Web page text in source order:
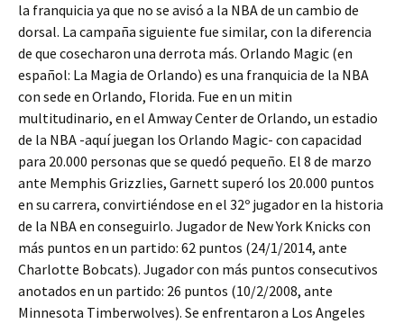
la franquicia ya que no se avisó a la NBA de un cambio de
dorsal. La campaña siguiente fue similar, con la diferencia
de que cosecharon una derrota más. Orlando Magic (en
español: La Magia de Orlando) es una franquicia de la NBA
con sede en Orlando, Florida. Fue en un mitin
multitudinario, en el Amway Center de Orlando, un estadio
de la NBA -aquí juegan los Orlando Magic- con capacidad
para 20.000 personas que se quedó pequeño. El 8 de marzo
ante Memphis Grizzlies, Garnett superó los 20.000 puntos
en su carrera, convirtiéndose en el 32º jugador en la historia
de la NBA en conseguirlo. Jugador de New York Knicks con
más puntos en un partido: 62 puntos (24/1/2014, ante
Charlotte Bobcats). Jugador con más puntos consecutivos
anotados en un partido: 26 puntos (10/2/2008, ante
Minnesota Timberwolves). Se enfrentaron a Los Angeles